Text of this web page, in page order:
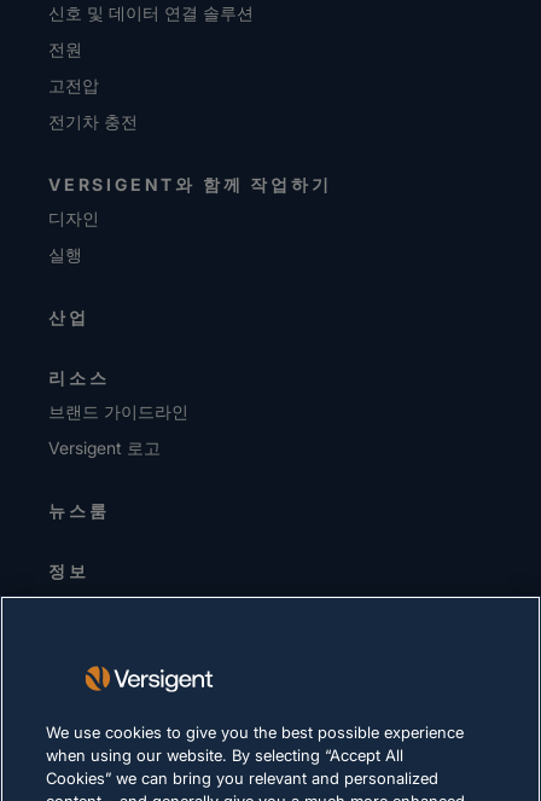
신호 및 데이터 연결 솔루션
전원
고전압
전기차 충전
VERSIGENT와 함께 작업하기
디자인
실행
산업
리소스
브랜드 가이드라인
Versigent 로고
뉴스룸
정보
경영진 / 리더십 팀
공급업체
채용 정보
We use cookies to give you the best possible experience
when using our website. By selecting “Accept All
Cookies” we can bring you relevant and personalized